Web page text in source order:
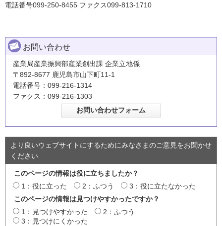
電話番号099-250-8455 ファクス099-813-1710
お問い合わせ
産業局産業振興部産業創出課 企業立地係
〒892-8677 鹿児島市山下町11-1
電話番号：099-216-1314
ファクス：099-216-1303
より良いウェブサイトにするためにみなさまのご意見をお聞かせ
ください
このページの情報は役に立ちましたか？
1：役に立った
2：ふつう
3：役に立たなかった
このページの情報は見つけやすかったですか？
1：見つけやすかった
2：ふつう
3：見つけにくかった